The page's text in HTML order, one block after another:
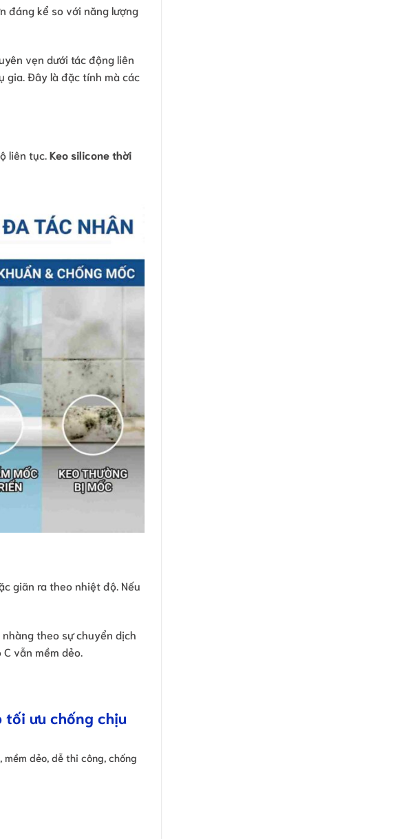
đáng kể so với năng lượng
vẹn dưới tác động liên
gia. Đây là đặc tính mà các
liên tục. Keo silicone thời
giãn ra theo nhiệt độ. Nếu
theo sự chuyển dịch
vẫn mềm dẻo.
tối ưu chống chịu
mềm dẻo, dễ thi công, chống